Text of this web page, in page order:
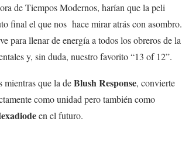
de Tiempos Modernos, harían que la peli
final el que nos hace mirar atrás con asombro.
para llenar de energía a todos los obreros de la
y, sin duda, nuestro favorito “13 of 12”.
mientras que la deBlush Response, convierte
como unidad pero también como
en el futuro.